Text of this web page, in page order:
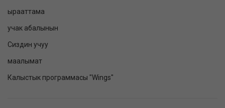
ырааттама
учак абалынын
Сиздин учуу
маалымат
Калыстык программасы "Wings"